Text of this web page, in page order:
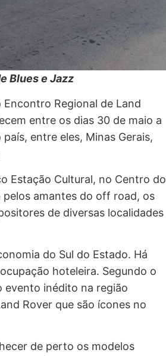
Blues e Jazz
Regional de Land
entre os dias 30 de maio a
entre eles, Minas Gerais,
Estação Cultural, no Centro do
amantes do off road, os
de diversas localidades
do Sul do Estado. Há
hoteleira. Segundo o
evento inédito na região
Rover que são ícones no
de perto os modelos